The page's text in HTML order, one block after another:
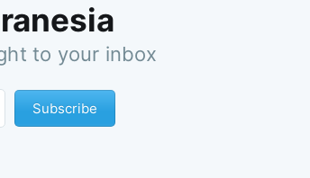
to your inbox
Subscribe